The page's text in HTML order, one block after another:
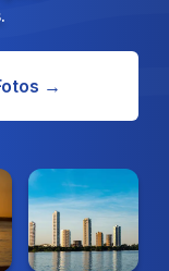
→